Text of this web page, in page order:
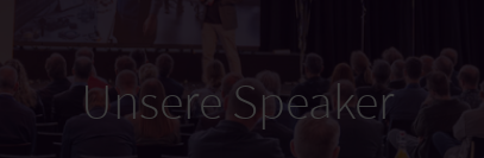
Unsere Speaker